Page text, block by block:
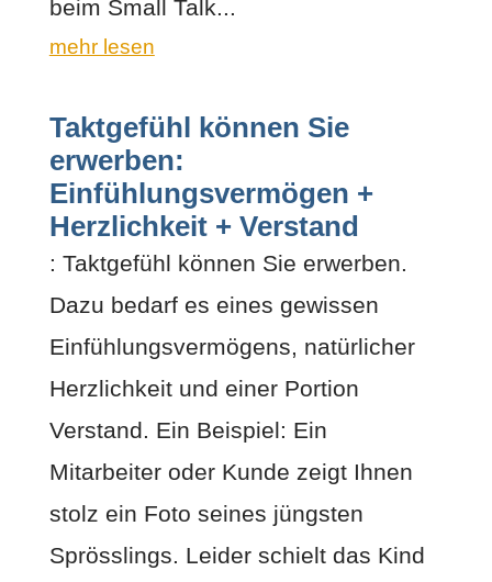
beim Small Talk...
mehr lesen
Taktgefühl können Sie
erwerben:
Einfühlungsvermögen +
Herzlichkeit + Verstand
: Taktgefühl können Sie erwerben.
Dazu bedarf es eines gewissen
Einfühlungsvermögens, natürlicher
Herzlichkeit und einer Portion
Verstand. Ein Beispiel: Ein
Mitarbeiter oder Kunde zeigt Ihnen
stolz ein Foto seines jüngsten
Sprösslings. Leider schielt das Kind